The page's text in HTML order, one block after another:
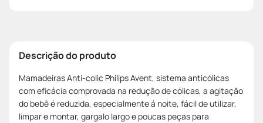
Descrição do produto
Mamadeiras Anti-colic Philips Avent, sistema anticólicas
com eficácia comprovada na redução de cólicas, a agitação
do bebê é reduzida, especialmente á noite, fácil de utilizar,
limpar e montar, gargalo largo e poucas peças para